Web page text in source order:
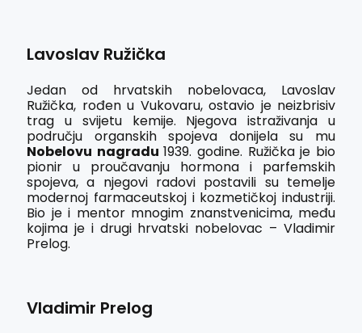
Lavoslav Ružička
Jedan od hrvatskih nobelovaca, Lavoslav
Ružička, rođen u Vukovaru, ostavio je neizbrisiv
trag u svijetu kemije. Njegova istraživanja u
području organskih spojeva donijela su mu
Nobelovu nagradu1939. godine. Ružička je bio
pionir u proučavanju hormona i parfemskih
spojeva, a njegovi radovi postavili su temelje
modernoj farmaceutskoj i kozmetičkoj industriji.
Bio je i mentor mnogim znanstvenicima, među
kojima je i drugi hrvatski nobelovac – Vladimir
Prelog.
Vladimir Prelog